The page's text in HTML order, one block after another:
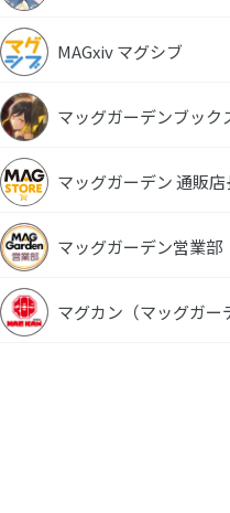
MAGxiv マグシブ
マッグガーデンブック
マッグガーデン 通販店
マッグガーデン営業部
マグカン（マッグガー